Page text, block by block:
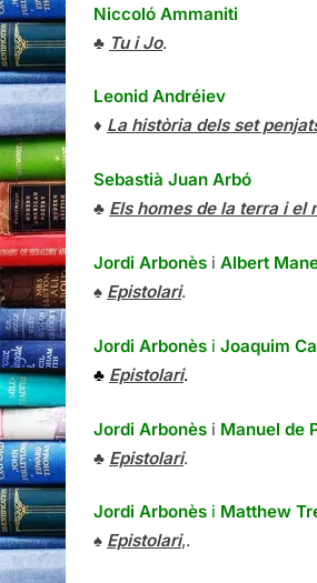
Niccoló Ammaniti
♣ Tu i Jo.
Leonid Andréiev
♦ La història dels set
Sebastià Juan Arbó
♣ Els homes de la terra i el
Jordi Arbonès i Albert
♠ Epistolari.
Jordi Arbonès i Joaquim
♣ Epistolari.
Jordi Arbonès i Manuel de
♣ Epistolari.
Jordi Arbonès i Matthew
♠ Epistolari,.